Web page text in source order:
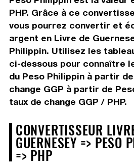
PHP. Grâce à ce
vous pourrez convertir et
argent en Livre de
Philippin. Utilisez les
ci-dessous pour connaître
du Peso Philippin à partir
change GGP à partir de
taux de change GGP / PHP.
CONVERTISSEUR
GUERNESEY => PESO
=> PHP